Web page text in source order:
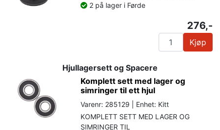
2 på lager i Førde
276,-
Kjøp
Hjullagersett og Spacere
Komplett sett med lager og
simringer til ett hjul
Varenr: 285129 | Enhet: Kitt
KOMPLETT SETT MED LAGER OG
SIMRINGER TIL